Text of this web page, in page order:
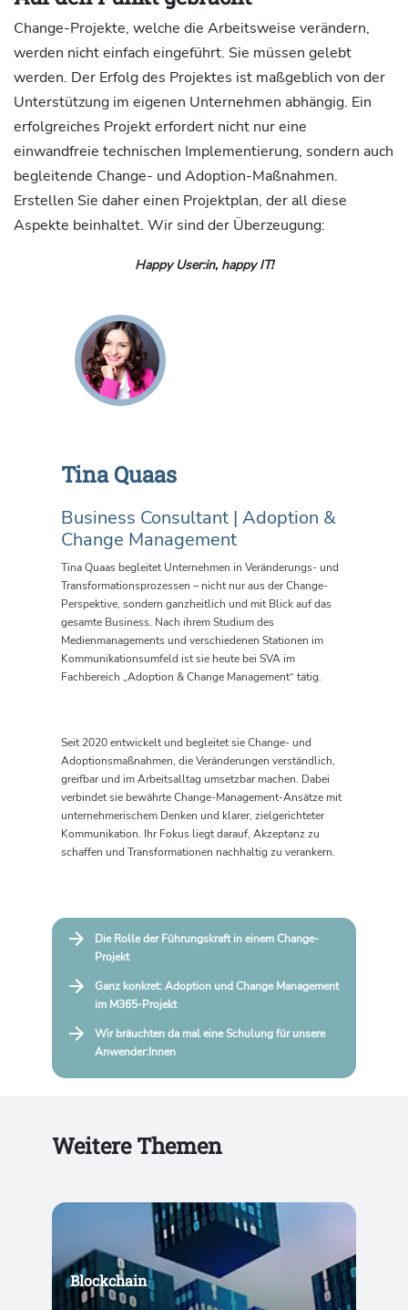
Change-Projekte, welche die Arbeitsweise verändern,
werden nicht einfach eingeführt. Sie müssen gelebt
werden. Der Erfolg des Projektes ist maßgeblich von der
Unterstützung im eigenen Unternehmen abhängig. Ein
erfolgreiches Projekt erfordert nicht nur eine
einwandfreie technischen Implementierung, sondern auch
begleitende Change- und Adoption-Maßnahmen.
Erstellen Sie daher einen Projektplan, der all diese
Aspekte beinhaltet. Wir sind der Überzeugung:
Happy User:in, happy IT!
Tina Quaas
Business Consultant | Adoption &
Change Management
Tina Quaas begleitet Unternehmen in Veränderungs- und
Transformationsprozessen – nicht nur aus der Change-
Perspektive, sondern ganzheitlich und mit Blick auf das
gesamte Business. Nach ihrem Studium des
Medienmanagements und verschiedenen Stationen im
Kommunikationsumfeld ist sie heute bei SVA im
Fachbereich „Adoption & Change Management“ tätig.
Seit 2020 entwickelt und begleitet sie Change- und
Adoptionsmaßnahmen, die Veränderungen verständlich,
greifbar und im Arbeitsalltag umsetzbar machen. Dabei
verbindet sie bewährte Change-Management-Ansätze mit
unternehmerischem Denken und klarer, zielgerichteter
Kommunikation. Ihr Fokus liegt darauf, Akzeptanz zu
schaffen und Transformationen nachhaltig zu verankern.
Die Rolle der Führungskraft in einem Change-
Projekt
Ganz konkret: Adoption und Change Management
im M365-Projekt
Wir bräuchten da mal eine Schulung für unsere
Anwender:Innen
Weitere Themen
Blockchain